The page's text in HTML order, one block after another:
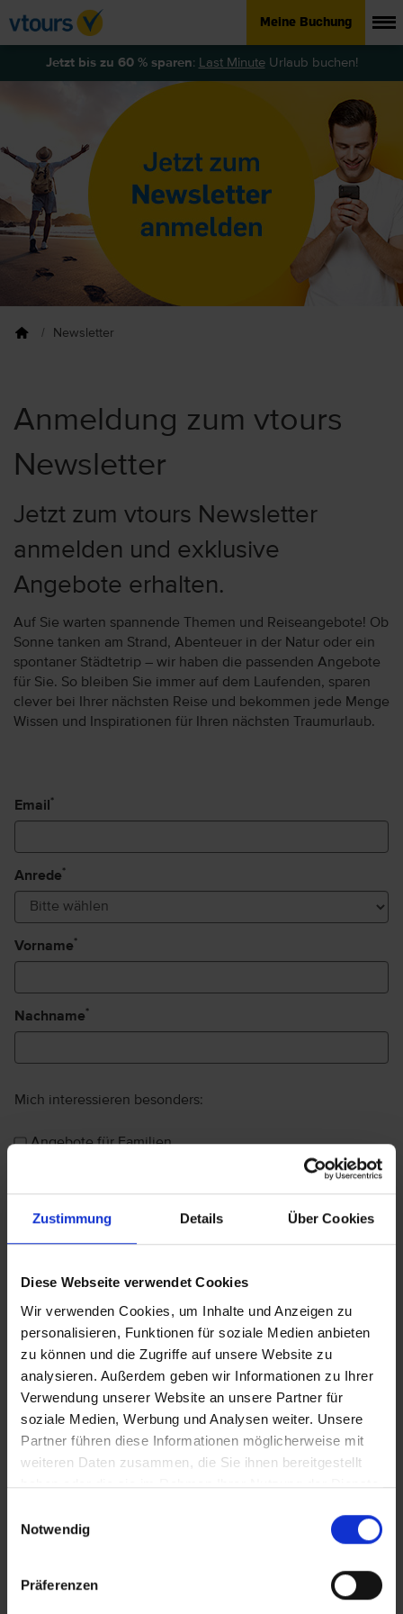
Zustimmung Details Über Cookies
Diese Webseite verwendet Cookies
Wir verwenden Cookies, um Inhalte und Anzeigen zu
personalisieren, Funktionen für soziale Medien anbieten
zu können und die Zugriffe auf unsere Website zu
analysieren. Außerdem geben wir Informationen zu Ihrer
Verwendung unserer Website an unsere Partner für
soziale Medien, Werbung und Analysen weiter. Unsere
Partner führen diese Informationen möglicherweise mit
weiteren Daten zusammen, die Sie ihnen bereitgestellt
haben oder die sie im Rahmen Ihrer Nutzung der Dienste
Notwendig
Präferenzen
Meine Buchung
Jetzt bis zu 60 % sparen: Last MinuteUrlaub buchen!
Newsletter
Anmeldung zum vtours
Newsletter
Jetzt zum vtours Newsletter
anmelden und exklusive
Angebote erhalten.
Auf Sie warten spannende Themen und Reiseangebote! Ob
Sonne tanken am Strand, Abenteuer in der Natur oder ein
spontaner Städtetrip – wir haben die passenden Angebote
für Sie. So bleiben Sie immer auf dem Laufenden, sparen
clever bei Ihrer nächsten Reise und bekommen jede Menge
Wissen und Inspirationen für Ihren nächsten Traumurlaub.
BARUT Hotels
- perfekter Urlaub mit faszinierenden